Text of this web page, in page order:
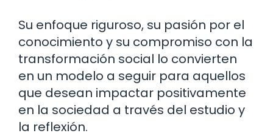
Su enfoque riguroso, su pasión por el
conocimiento y su compromiso con la
transformación social lo convierten
en un modelo a seguir para aquellos
que desean impactar positivamente
en la sociedad a través del estudio y
la reflexión.